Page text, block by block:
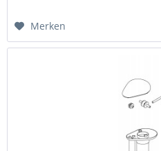
Merken